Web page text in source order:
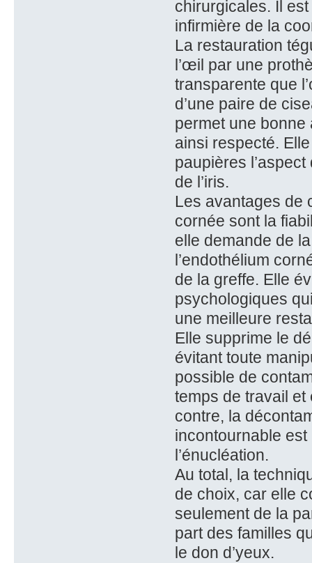
chirurgicales. Il
infirmière de la
La restauration
l’œil par une
transparente que
d’une paire de
permet une
ainsi respecté.
paupières
de l’iris.
Les avantages de
cornée sont la
elle demande de
l’endothélium
de la greffe. Elle
psychologiques
une meilleure
Elle supprime le
évitant toute
possible de
temps de travail et
contre, la
incontournable
l’énucléation.
Au total, la
de choix, car elle
seulement de la
part des familles
le don d’yeux.